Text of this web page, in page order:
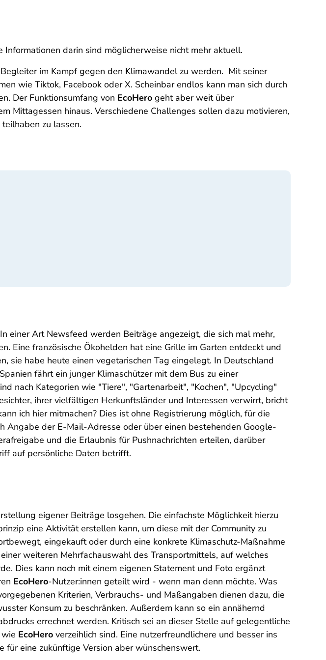
darin sind möglicherweise nicht mehr aktuell.
im Kampf gegen den Klimawandel zu werden. Mit seiner
wie Tiktok, Facebook oder X. Scheinbar endlos kann man sich durch
Der Funktionsumfang von EcoHero geht aber weit über
Mittagessen hinaus. Verschiedene Challenges sollen dazu motivieren,
zu lassen.
einer Art Newsfeed werden Beiträge angezeigt, die sich mal mehr,
Eine französische Ökohelden hat eine Grille im Garten entdeckt und
sie habe heute einen vegetarischen Tag eingelegt. In Deutschland
fährt ein junger Klimaschützer mit dem Bus zu einer
nach Kategorien wie "Tiere", "Gartenarbeit", "Kochen", "Upcycling"
ihrer vielfältigen Herkunftsländer und Interessen verwirrt, bricht
ich hier mitmachen? Dies ist ohne Registrierung möglich, für die
der E-Mail-Adresse oder über einen bestehenden Google-
und die Erlaubnis für Pushnachrichten erteilen, darüber
auf persönliche Daten betrifft.
eigener Beiträge losgehen. Die einfachste Möglichkeit hierzu
eine Aktivität erstellen kann, um diese mit der Community zu
eingekauft oder durch eine konkrete Klimaschutz-Maßnahme
weiteren Mehrfachauswahl des Transportmittels, auf welches
Dies kann noch mit einem eigenen Statement und Foto ergänzt
EcoHero-Nutzer:innen geteilt wird - wenn man denn möchte. Was
Kriterien, Verbrauchs- und Maßangaben dienen dazu, die
Konsum zu beschränken. Außerdem kann so ein annähernd
errechnet werden. Kritisch sei an dieser Stelle auf gelegentliche
EcoHero verzeihlich sind. Eine nutzerfreundlichere und besser ins
eine zukünftige Version aber wünschenswert.